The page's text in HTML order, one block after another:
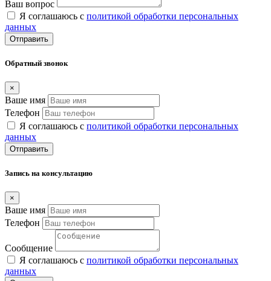
Ваш вопрос
Я соглашаюсь с политикой обработки персональных
данных
Отправить
Обратный звонок
×
Ваше имя
Телефон
Я соглашаюсь с политикой обработки персональных
данных
Отправить
Запись на консультацию
×
Ваше имя
Телефон
Сообщение
Я соглашаюсь с политикой обработки персональных
данных